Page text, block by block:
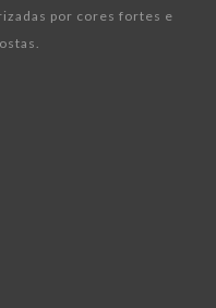
por cores fortes e